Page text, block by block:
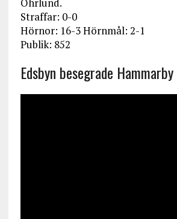
Öhrlund.
Straffar: 0-0
Hörnor: 16-3 Hörnmål: 2-1
Publik: 852
Edsbyn besegrade Hammarby